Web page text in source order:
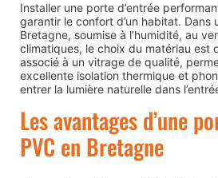
Installer une porte d’entrée
garantir le confort d’un habitat. Dans
Bretagne, soumise à l’humidité, au
climatiques, le choix du matériau est
associé à un vitrage de qualité,
excellente isolation thermique et
entrer la lumière naturelle dans
Les avantages d’une
PVC en Bretagne